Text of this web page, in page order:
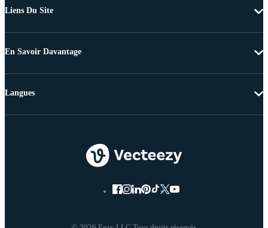
Liens Du Site
En Savoir Davantage
Langues